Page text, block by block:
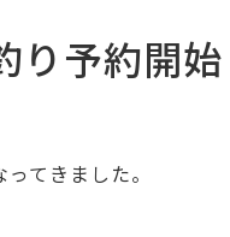
り予約開始
てきました。